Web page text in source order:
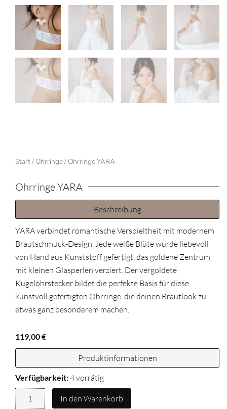
Start/ Ohrringe/ Ohrringe YARA
Ohrringe YARA
Beschreibung
Produktinformationen
YARA verbindet romantische Verspieltheit mit modernem
Brautschmuck-Design. Jede weiße Blüte wurde liebevoll
von Hand aus Kunststoff gefertigt, das goldene Zentrum
mit kleinen Glasperlen verziert. Der vergoldete
Kugelohrstecker bildet die perfekte Basis für diese
kunstvoll gefertigten Ohrringe, die deinen Brautlook zu
etwas ganz besonderem machen.
119,00€
Verfügbarkeit:4 vorrätig
Ohrringe
Menge
In den Warenkorb